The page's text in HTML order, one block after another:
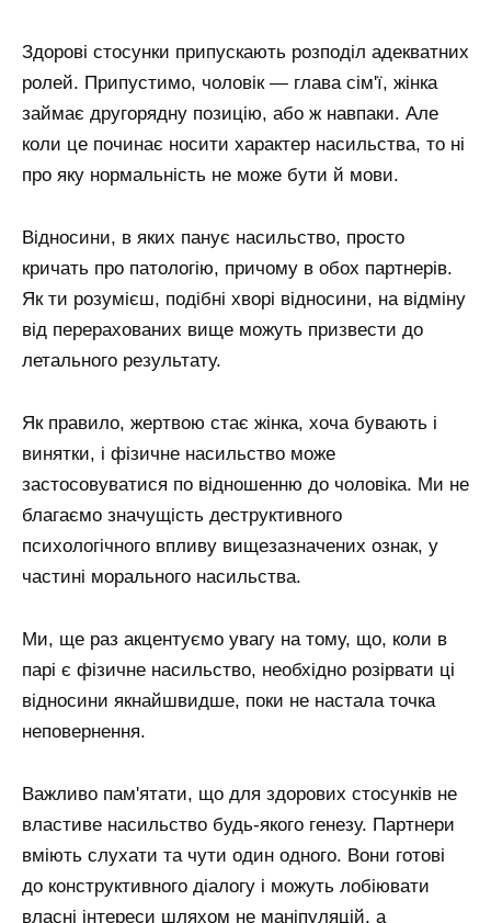
Здорові стосунки припускають розподіл адекватних
ролей. Припустимо, чоловік — глава сім'ї, жінка
займає другорядну позицію, або ж навпаки. Але
коли це починає носити характер насильства, то ні
про яку нормальність не може бути й мови.
Відносини, в яких панує насильство, просто
кричать про патологію, причому в обох партнерів.
Як ти розумієш, подібні хворі відносини, на відміну
від перерахованих вище можуть призвести до
летального результату.
Як правило, жертвою стає жінка, хоча бувають і
винятки, і фізичне насильство може
застосовуватися по відношенню до чоловіка. Ми не
благаємо значущість деструктивного
психологічного впливу вищезазначених ознак, у
частині морального насильства.
Ми, ще раз акцентуємо увагу на тому, що, коли в
парі є фізичне насильство, необхідно розірвати ці
відносини якнайшвидше, поки не настала точка
неповернення.
Важливо пам'ятати, що для здорових стосунків не
властиве насильство будь-якого генезу. Партнери
вміють слухати та чути один одного. Вони готові
до конструктивного діалогу і можуть лобіювати
власні інтереси шляхом не маніпуляцій, а